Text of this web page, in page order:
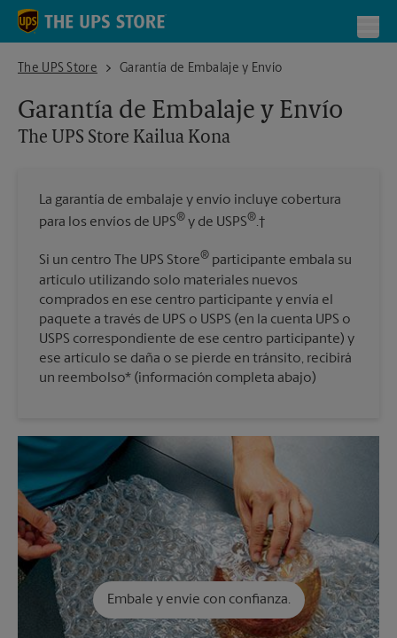
Skip to content
Return to Nav
The UPS Store
The UPS Store Kailua KonaGarantía de Embalaje y Envío
Garantía de Embalaje y Envío
The UPS Store Kailua Kona
La garantía de embalaje y envío incluye cobertura
para los envíos de UPS® y de USPS®.†
Si un centro The UPS Store® participante embala su
artículo utilizando solo materiales nuevos
comprados en ese centro participante y envía el
paquete a través de UPS o USPS (en la cuenta UPS o
USPS correspondiente de ese centro participante) y
ese artículo se daña o se pierde en tránsito, recibirá
un reembolso* (información completa abajo)
Embale y envíe con confianza.